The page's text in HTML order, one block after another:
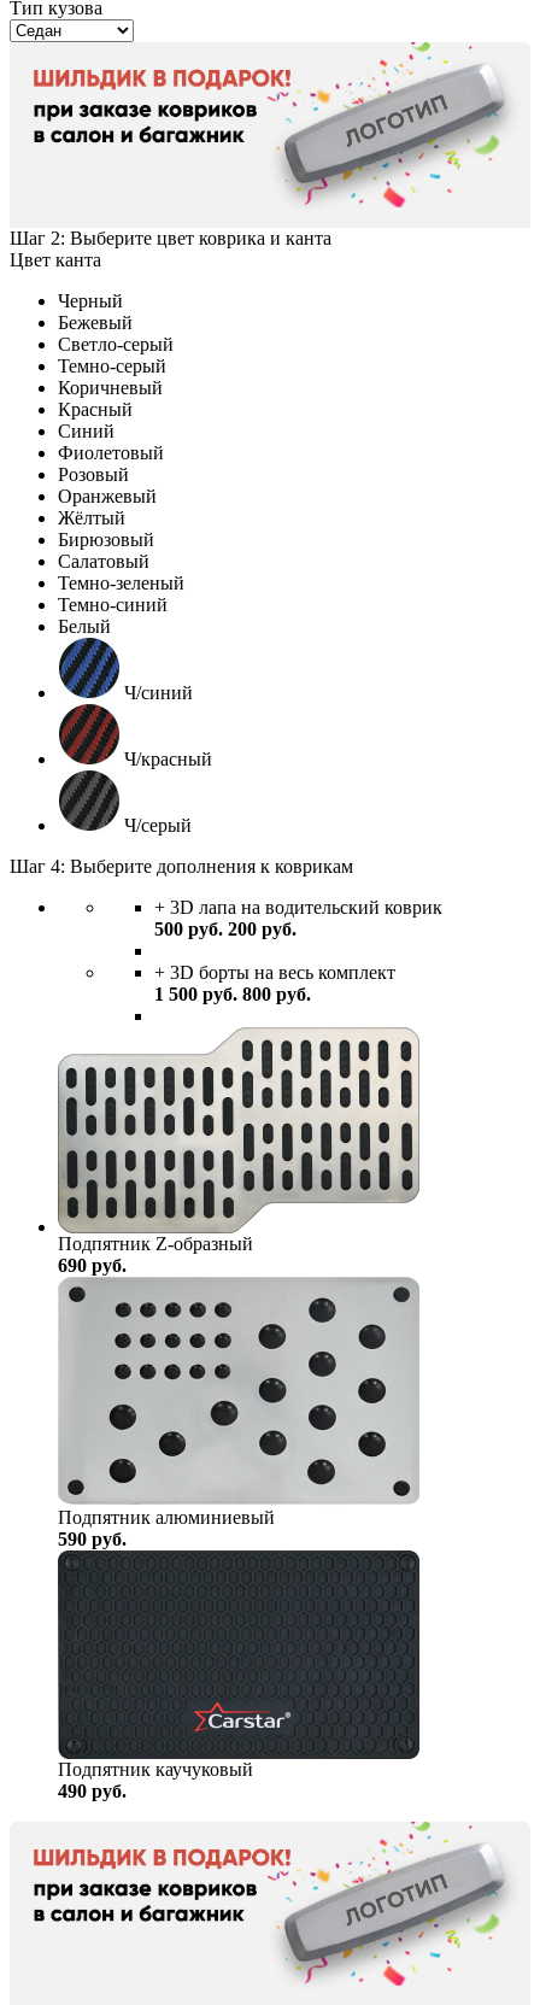
Тип кузова
Шаг 2: Выберите цвет коврика и канта
Цвет канта
Черный
Бежевый
Светло-серый
Темно-серый
Коричневый
Красный
Синий
Фиолетовый
Розовый
Оранжевый
Жёлтый
Бирюзовый
Салатовый
Темно-зеленый
Темно-синий
Белый
Ч/синий
Ч/красный
Ч/серый
Шаг 4: Выберите дополнения к коврикам
+ 3D лапа на водительский коврик
500 руб. 200 руб.
+ 3D борты на весь комплект
1 500 руб. 800 руб.
Подпятник Z-образный
690 руб.
Подпятник алюминиевый
590 руб.
Подпятник каучуковый
490 руб.